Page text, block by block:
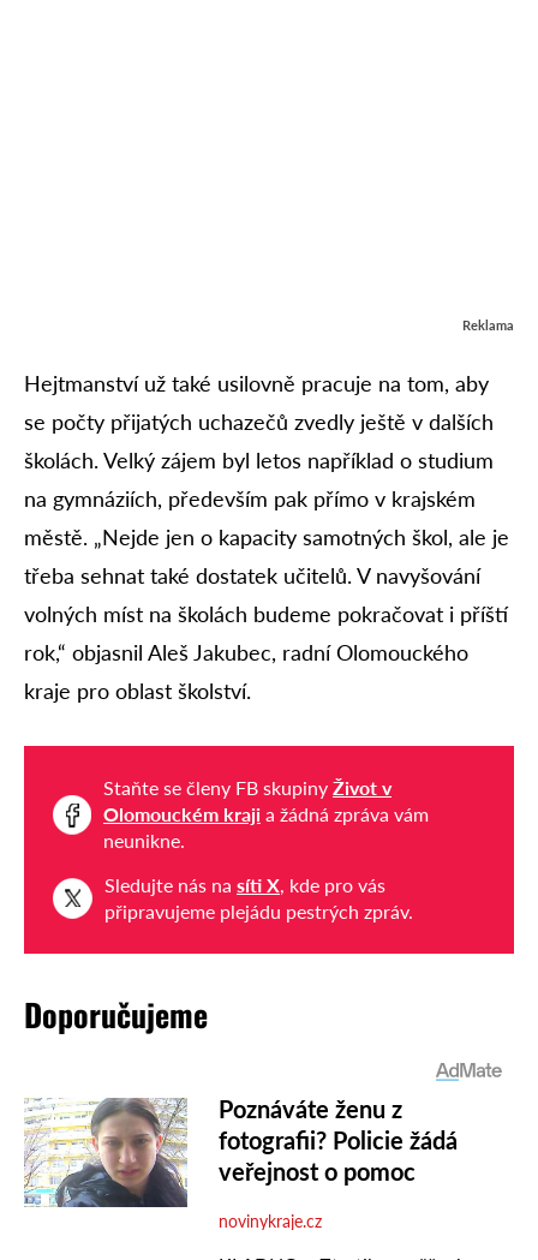
Reklama
Hejtmanství už také usilovně pracuje na tom, aby
se počty přijatých uchazečů zvedly ještě v dalších
školách. Velký zájem byl letos například o studium
na gymnáziích, především pak přímo v krajském
městě. „Nejde jen o kapacity samotných škol, ale je
třeba sehnat také dostatek učitelů. V navyšování
volných míst na školách budeme pokračovat i příští
rok,“ objasnil Aleš Jakubec, radní Olomouckého
kraje pro oblast školství.
Staňte se členy FB skupiny Život v
Olomouckém kraji a žádná zpráva vám
neunikne.
Sledujte nás na síti X, kde pro vás
připravujeme plejádu pestrých zpráv.
Doporučujeme